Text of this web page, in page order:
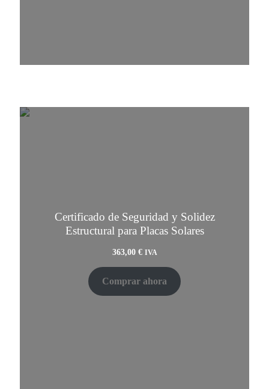
Certificado de Seguridad y Solidez
Estructural para Placas Solares
363,00 € IVA
Comprar ahora